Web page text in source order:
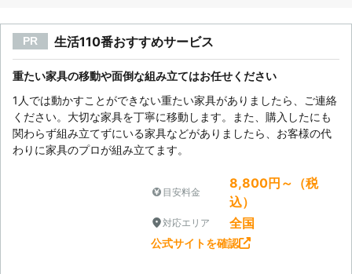
PR 生活110番おすすめサービス
重たい家具の移動や面倒な組み立てはお任せください
1人では動かすことができない重たい家具がありましたら、ご連絡
ください。大切な家具を丁寧に移動します。また、購入したにも
関わらず組み立てずにいる家具などがありましたら、お客様の代
わりに家具のプロが組み立てます。
目安料金
8,800円～（税
込）
対応エリア 全国
公式サイトを確認